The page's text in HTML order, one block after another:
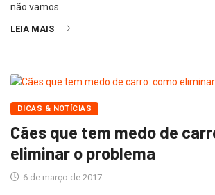
não vamos
LEIA MAIS
DICAS & NOTÍCIAS
Cães que tem medo de
eliminar o problema
6 de março de 2017